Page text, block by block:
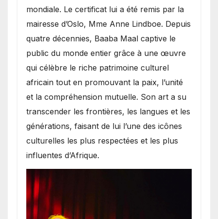
mondiale. Le certificat lui a été remis par la
mairesse d’Oslo, Mme Anne Lindboe. Depuis
quatre décennies, Baaba Maal captive le
public du monde entier grâce à une œuvre
qui célèbre le riche patrimoine culturel
africain tout en promouvant la paix, l’unité
et la compréhension mutuelle. Son art a su
transcender les frontières, les langues et les
générations, faisant de lui l’une des icônes
culturelles les plus respectées et les plus
influentes d’Afrique.